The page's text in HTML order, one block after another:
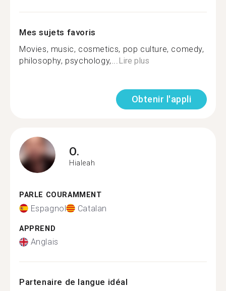
Mes sujets favoris
Movies, music, cosmetics, pop culture, comedy,
philosophy, psychology,...Lire plus
Obtenir l'appli
O.
Hialeah
PARLE COURAMMENT
Espagnol Catalan
APPREND
Anglais
Partenaire de langue idéal